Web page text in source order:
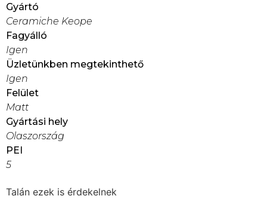
Gyártó
Ceramiche Keope
Fagyálló
Igen
Üzletünkben megtekinthető
Igen
Felület
Matt
Gyártási hely
Olaszország
PEI
5
Talán ezek is érdekelnek